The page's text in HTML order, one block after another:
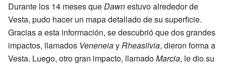
Durante los 14 meses queDawnestuvo alrededor de
Vesta, pudo hacer un mapa detallado de su superficie.
Gracias a esta información, se descubrió que dos grandes
impactos, llamados VeneneiayRheasilvia, dieron forma a
Vesta. Luego, otro gran impacto, llamadoMarcia, le dio su